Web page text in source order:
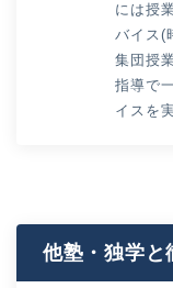
には授
バイス(
集団授
指導で
イスを
他塾・独学と